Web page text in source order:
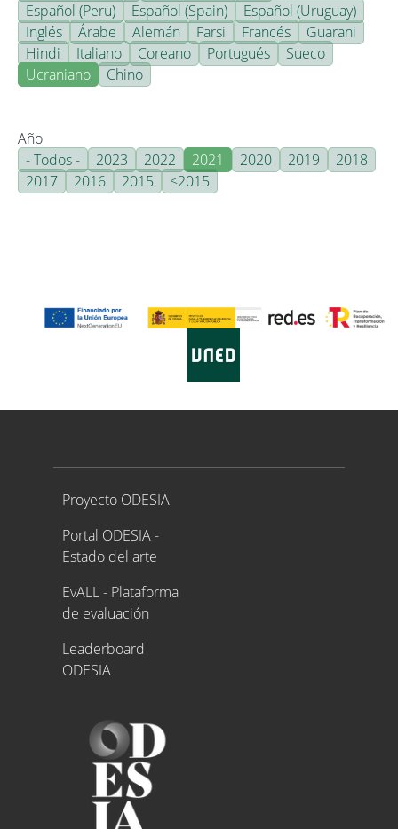
Español (Peru)
Español (Spain)
Español (Uruguay)
Inglés
Árabe Alemán Farsi Francés
Guarani
Hindi
Italiano Coreano Portugués
Sueco
Ucraniano
Chino
Año
- Todos -
2023 2022 2021 2020 2019
2018
2017
2016 2015 <2015
Proyecto ODESIA
Proyecto ODESIA
Portal ODESIA -
Estado del arte
EvALL - Plataforma
de evaluación
Leaderboard
ODESIA